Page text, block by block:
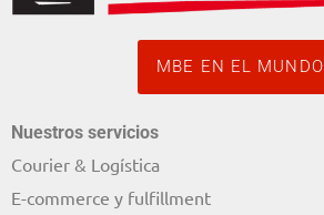
MBE EN EL MUNDO
Nuestros servicios
Courier & Logística
E-commerce y fulfillment